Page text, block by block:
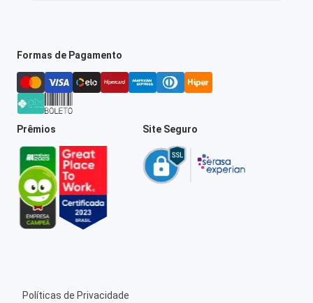
Formas de Pagamento
Prêmios Site Seguro
Políticas de Privacidade